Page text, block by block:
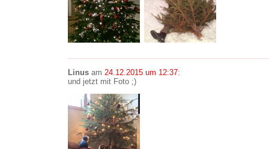
Linus am 24.12.2015 um 12:37:
und jetzt mit Foto ;)